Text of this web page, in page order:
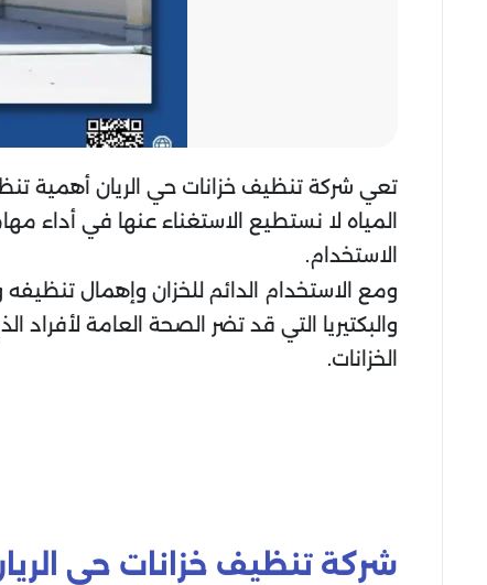
تعي شركة تنظيف خزانات حي الريان أهمية
المياه لا نستطيع الاستغناء عنها في أداء
الاستخدام.
ومع الاستخدام الدائم للخزان وإهمال
والبكتيريا التي قد تضر الصحة العامة
الخزانات.
شركة تنظيف خزانات حي